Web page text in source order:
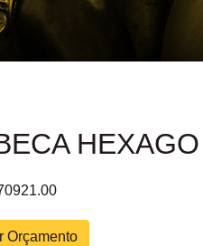
HEXAGO
Orçamento